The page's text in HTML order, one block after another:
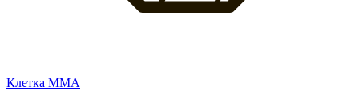
Клетка ММА